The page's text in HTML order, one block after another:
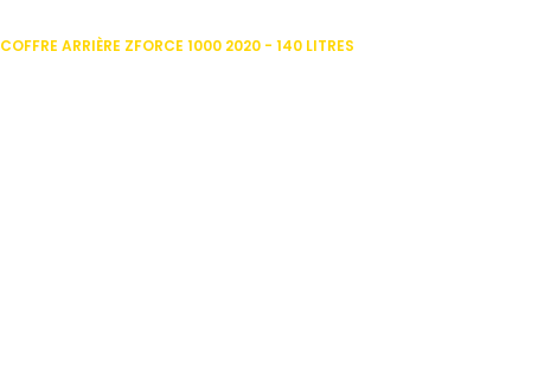
COFFRE ARRIÈRE ZFORCE 1000 2020 - 140 LITRES